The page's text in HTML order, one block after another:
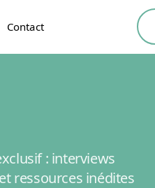
Contact
: interviews
ressources inédites